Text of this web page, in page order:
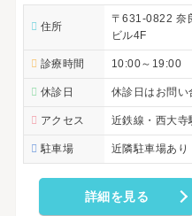
住所
〒631-0822 奈
ビル4F
診療時間 10:00～19:00
休診日 休診日はお問い
アクセス 近鉄線・西大寺
駐車場 近隣駐車場あり
詳細を見る